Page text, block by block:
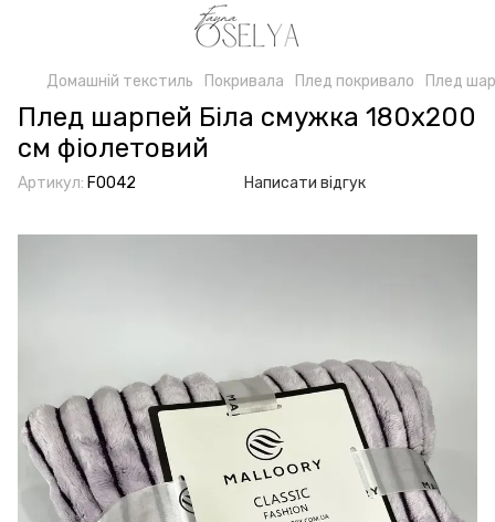
Домашній текстиль Покривала Плед покривало Плед
Плед шарпей Біла смужка 180x200
см фіолетовий
Артикул: F0042 Написати відгук